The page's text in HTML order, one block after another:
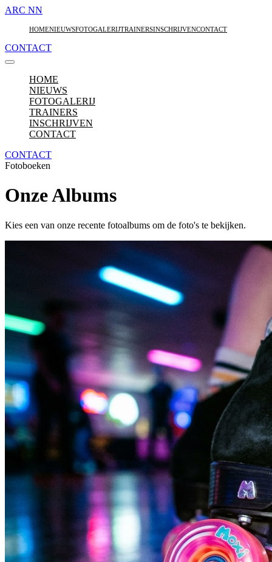
ARC NN
HOMENIEUWSFOTOGALERIJTRAINERSINSCHRIJVENCONTACT
CONTACT
HOME
NIEUWS
FOTOGALERIJ
TRAINERS
INSCHRIJVEN
CONTACT
CONTACT
Fotoboeken
Onze Albums
Kies een van onze recente fotoalbums om de foto's te bekijken.